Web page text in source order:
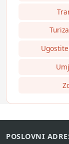
POSLOVNI